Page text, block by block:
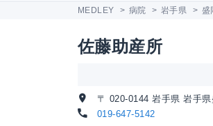
MEDLEY > 病院 > 岩手県 > 盛
佐藤助産所
〒 020-0144 岩手県 岩手
019-647-5142